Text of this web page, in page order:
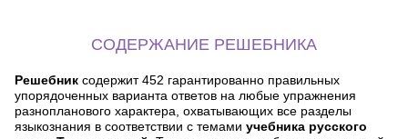
СОДЕРЖАНИЕ РЕШЕБНИКА
Решебник содержит 452 гарантированно правильных
упорядоченных варианта ответов на любые упражнения
разнопланового характера, охватывающих все разделы
языкознания в соответствии с темами учебника русского